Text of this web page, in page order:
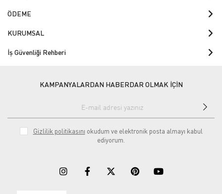
ÖDEME
KURUMSAL
İş Güvenliği Rehberi
KAMPANYALARDAN HABERDAR OLMAK İÇİN
Gizlilik politikasını okudum ve elektronik posta almayı kabul
ediyorum.